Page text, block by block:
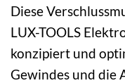
Diese
LUX-TOOLS
konzipiert und
Gewindes und die